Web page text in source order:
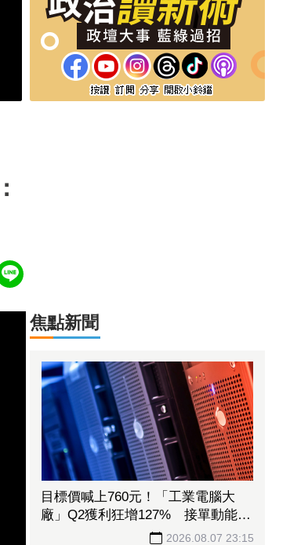
焦點新聞
目標價喊上760元！「工業電腦大
廠」Q2獲利狂增127% 接單動能強
2026.08.07 23:15